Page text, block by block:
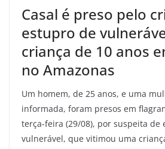
Casal é preso pelo
estupro de
criança de 10 anos
no Amazonas
Um homem, de 25 anos, e uma
informada, foram presos em
terça-feira (29/08), por suspeita de
vulnerável, que vitimou uma